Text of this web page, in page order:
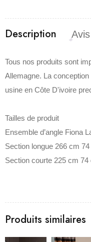
Description
Tous nos produits sont
Allemagne. La
usine en Côte D'ivoire
Tailles de produit
Ensemble d’angle Fiona
Section longue 266 cm
Section courte 225 cm
Produits similaires